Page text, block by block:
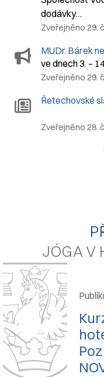
dodávky…
Zveřejněno 29.
MUDr. Bárek
ve dnech 3. –
Zveřejněno 29.
Řetechovské
Zveřejněno 28.
JÓGA V